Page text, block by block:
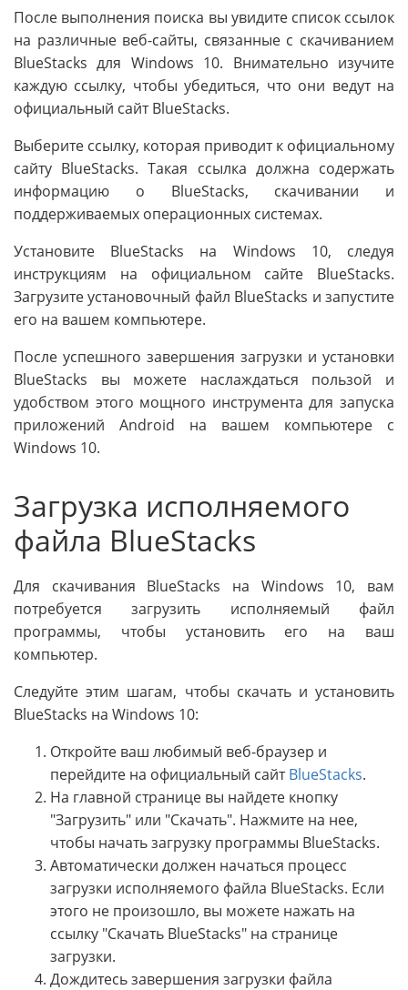
После выполнения поиска вы увидите список ссылок
на различные веб-сайты, связанные с скачиванием
BlueStacks для Windows 10. Внимательно изучите
каждую ссылку, чтобы убедиться, что они ведут на
официальный сайт BlueStacks.
Выберите ссылку, которая приводит к официальному
сайту BlueStacks. Такая ссылка должна содержать
информацию о BlueStacks, скачивании и
поддерживаемых операционных системах.
Установите BlueStacks на Windows 10, следуя
инструкциям на официальном сайте BlueStacks.
Загрузите установочный файл BlueStacks и запустите
его на вашем компьютере.
После успешного завершения загрузки и установки
BlueStacks вы можете наслаждаться пользой и
удобством этого мощного инструмента для запуска
приложений Android на вашем компьютере с
Windows 10.
Загрузка исполняемого
файла BlueStacks
Для скачивания BlueStacks на Windows 10, вам
потребуется загрузить исполняемый файл
программы, чтобы установить его на ваш
компьютер.
Следуйте этим шагам, чтобы скачать и установить
BlueStacks на Windows 10:
Откройте ваш любимый веб-браузер и
перейдите на официальный сайтBlueStacks.
На главной странице вы найдете кнопку
"Загрузить" или "Скачать". Нажмите на нее,
чтобы начать загрузку программы BlueStacks.
Автоматически должен начаться процесс
загрузки исполняемого файла BlueStacks. Если
этого не произошло, вы можете нажать на
ссылку "Скачать BlueStacks" на странице
загрузки.
Дождитесь завершения загрузки файла